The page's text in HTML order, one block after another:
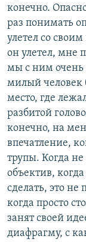
конечно.
раз понимать
улетел со
он улетел, мне
мы с ним очень
милый человек
место, где
разбитой
конечно, на
впечатление,
трупы. Когда
объектив,
сделать, это не
когда просто
занят своей
диафрагму, с